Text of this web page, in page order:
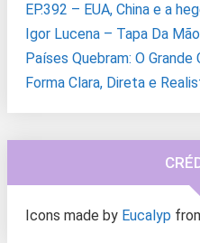
EP.392 – EUA, China e a
Igor Lucena – Tapa Da
Países Quebram: O
Forma Clara, Direta e
Icons made by Eucalyp